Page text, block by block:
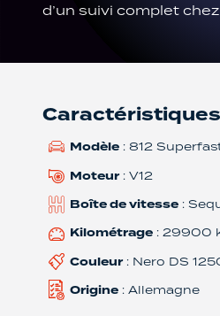
d’un suivi complet
Modèle: 812
Moteur: V12
Boîte de vitesse:
Kilométrage: 29900
Couleur: Nero DS
Origine: Allemagne